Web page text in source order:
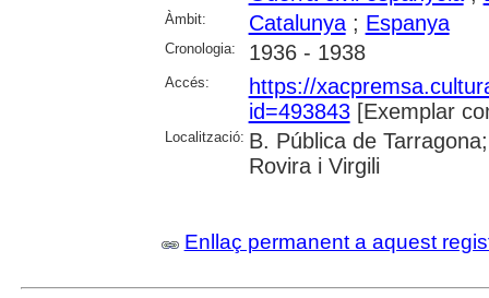
Àmbit: Catalunya; Espanya
Cronologia: 1936 - 1938
Accés:
https://
id=493843[Exemplar
Localització: B. Pública de
Rovira i Virgili
Enllaç permanent a aquest